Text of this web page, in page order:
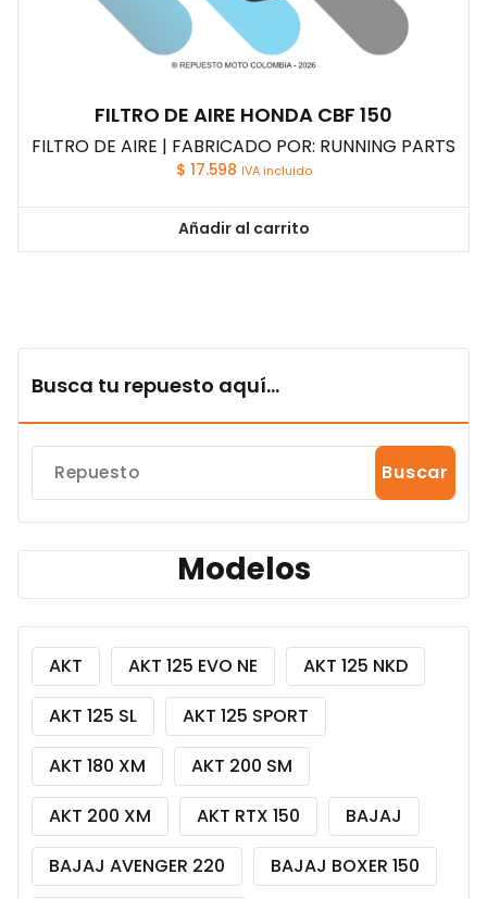
FILTRO DE AIRE HONDA CBF 150
FILTRO DE AIRE | FABRICADO POR: RUNNING PARTS
$ 17.598 IVA incluido
Añadir al carrito
Busca tu repuesto aquí...
Buscar
Modelos
AKT AKT 125 EVO NE
AKT 125 NKD
AKT 125 SL
AKT 125 SPORT
AKT 180 XM
AKT 200 SM
AKT 200 XM
AKT RTX 150
BAJAJ
BAJAJ AVENGER 220
BAJAJ BOXER 150